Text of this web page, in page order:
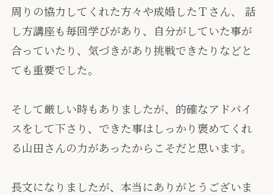
周りの協力してくれた方々や成婚したＴさん、 話
し方講座も毎回学びがあり、自分がしていた事が
合っていたり、気づきがあり挑戦できたりなどと
ても重要でした。
そして厳しい時もありましたが、的確なアドバイ
スをして下さり、できた事はしっかり褒めてくれ
る山田さんの力があったからこそだと思います。
長文になりましたが、本当にありがとうございま